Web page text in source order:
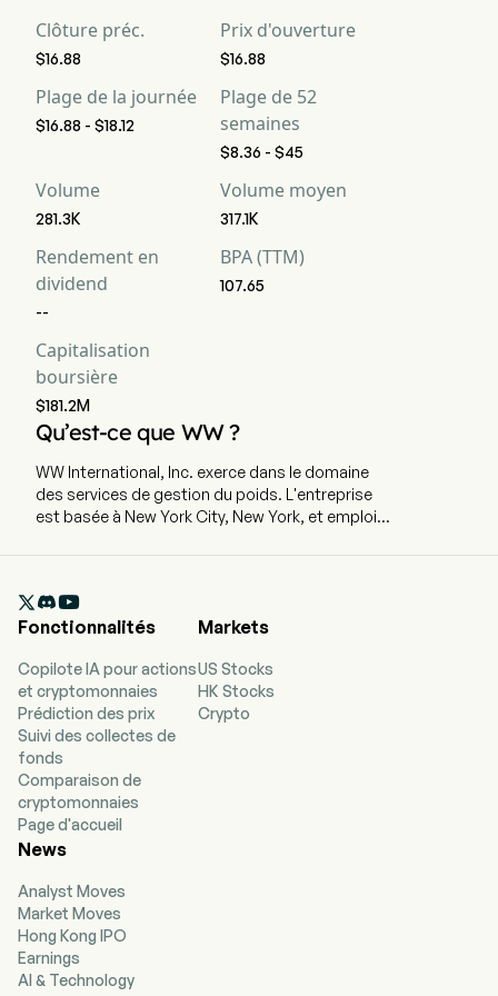
Clôture préc.
$16.88
Prix d'ouverture
$16.88
Plage de la journée
$16.88 - $18.12
Plage de 52
semaines
$8.36 - $45
Volume
281.3K
Volume moyen
317.1K
Rendement en
dividend
--
BPA (TTM)
107.65
Capitalisation
boursière
$181.2M
Qu’est-ce que WW ?
WW International, Inc. exerce dans le domaine
des services de gestion du poids. L'entreprise
est basée à New York City, New York, et emploie
de soins accessible et holistique, comprenant
notamment son programme Points,
interventions cliniques incluant des
médicaments pour la perte de poids, ainsi qu'un
soutien communautaire. Ses programmes de
perte de poids et de gestion pondérale se
fondent sur la science de la nutrition et des
changements comportementaux. Ils
comprennent un éventail d'outils et d'approches
scientifiquement éprouvés en matière de
nutrition, d'activité physique, de comportement
objectifs individuels de perte de poids, et, si
nécessaire, répondre aux divers besoins des
personnes utilisant des médicaments GLP-1. Les
offres de l'entreprise incluent des programmes
de changement comportemental, la clinique

Fonctionnalités
Copilote IA pour actions
et cryptomonnaies
Prédiction des prix
Suivi des collectes de
fonds
Comparaison de
cryptomonnaies
Page d'accueil
Markets
US Stocks
HK Stocks
Crypto
News
Analyst Moves
Market Moves
Hong Kong IPO
Earnings
AI & Technology